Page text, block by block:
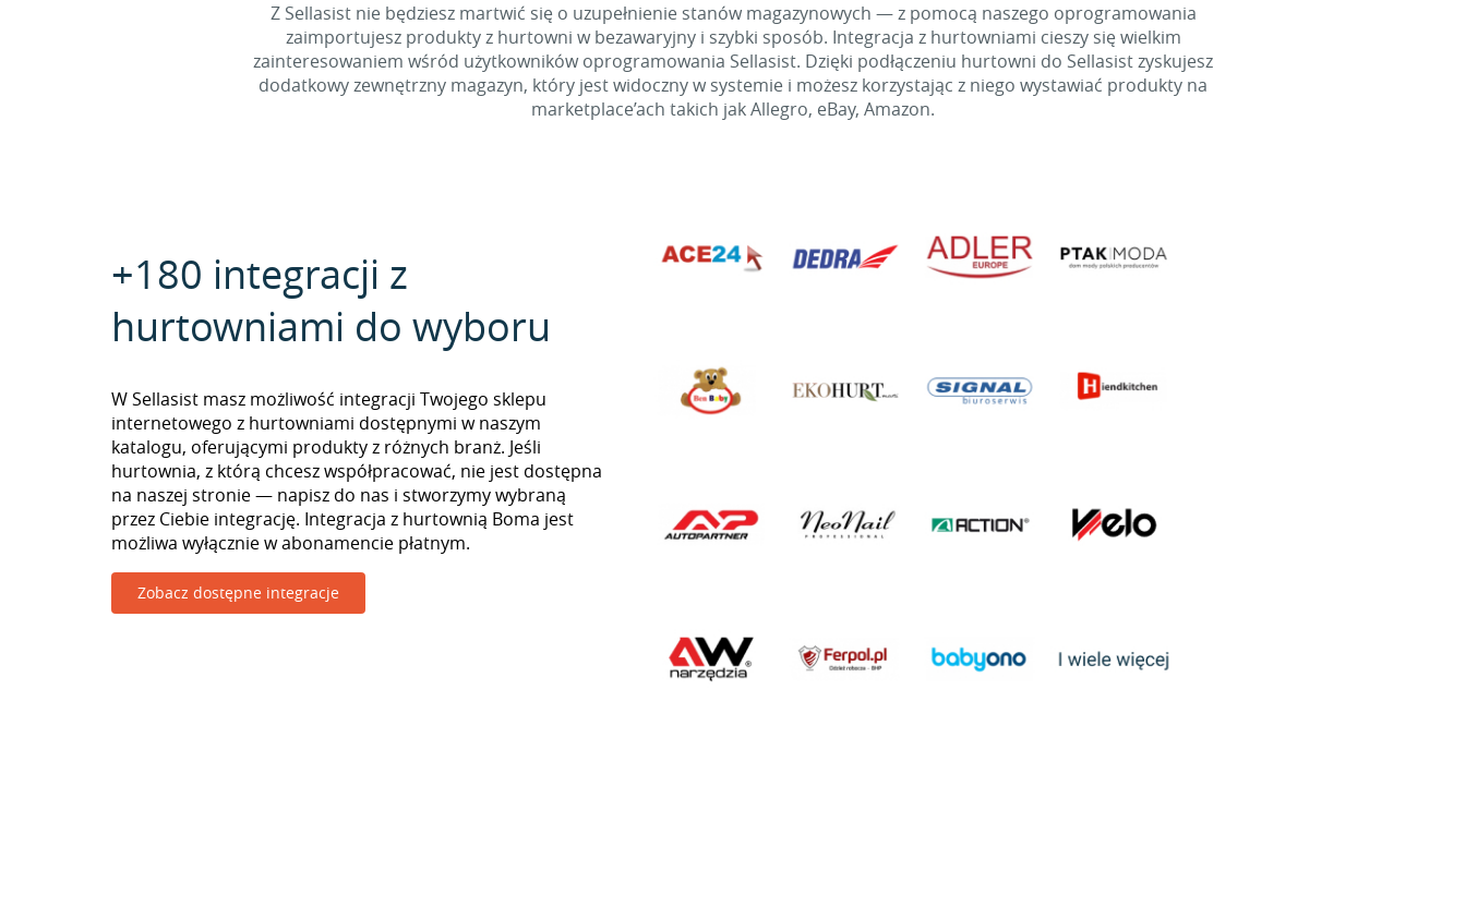
Z Sellasist nie będziesz martwić się o uzupełnienie stanów magazynowych — z pomocą naszego oprogramowania
zaimportujesz produkty z hurtowni w bezawaryjny i szybki sposób. Integracja z hurtowniami cieszy się wielkim
zainteresowaniem wśród użytkowników oprogramowania Sellasist. Dzięki podłączeniu hurtowni do Sellasist zyskujesz
dodatkowy zewnętrzny magazyn, który jest widoczny w systemie i możesz korzystając z niego wystawiać produkty na
marketplace’ach takich jak Allegro, eBay, Amazon.
+180 integracji z
hurtowniami do wyboru
W Sellasist masz możliwość integracji Twojego sklepu
internetowego z hurtowniami dostępnymi w naszym
katalogu, oferującymi produkty z różnych branż. Jeśli
hurtownia, z którą chcesz współpracować, nie jest dostępna
na naszej stronie — napisz do nas i stworzymy wybraną
przez Ciebie integrację. Integracja z hurtownią Boma jest
możliwa wyłącznie w abonamencie płatnym.
Zobacz dostępne integracje